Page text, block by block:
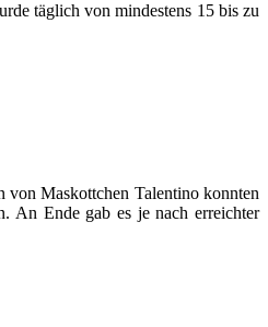
täglich von mindestens 15 bis zu
von Maskottchen Talentino konnten
An Ende gab es jenach erreichter